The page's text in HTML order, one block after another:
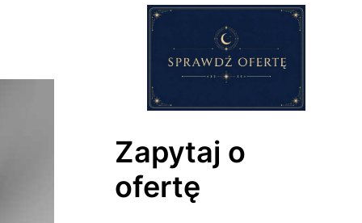
Zapytaj o
ofertę